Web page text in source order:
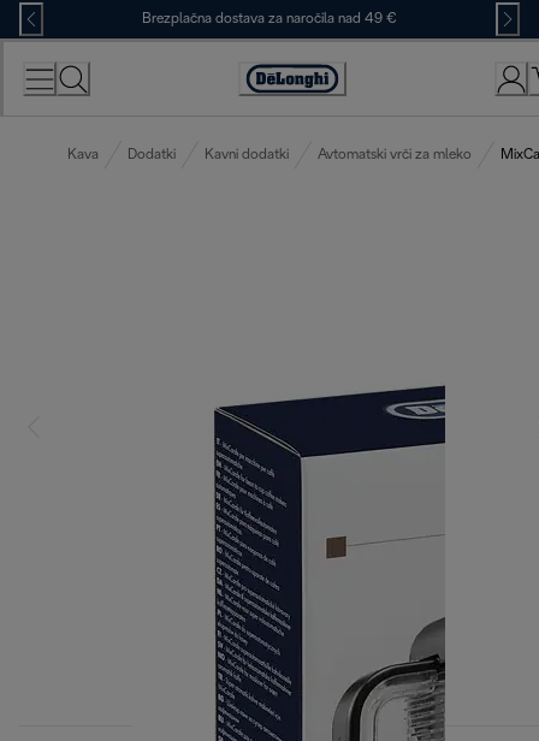
Skip
to
Content
Brezplačna dostava za naročila nad 49 €
Accessibility
Kava Dodatki Kavni dodatki Avtomatski vrči za mleko